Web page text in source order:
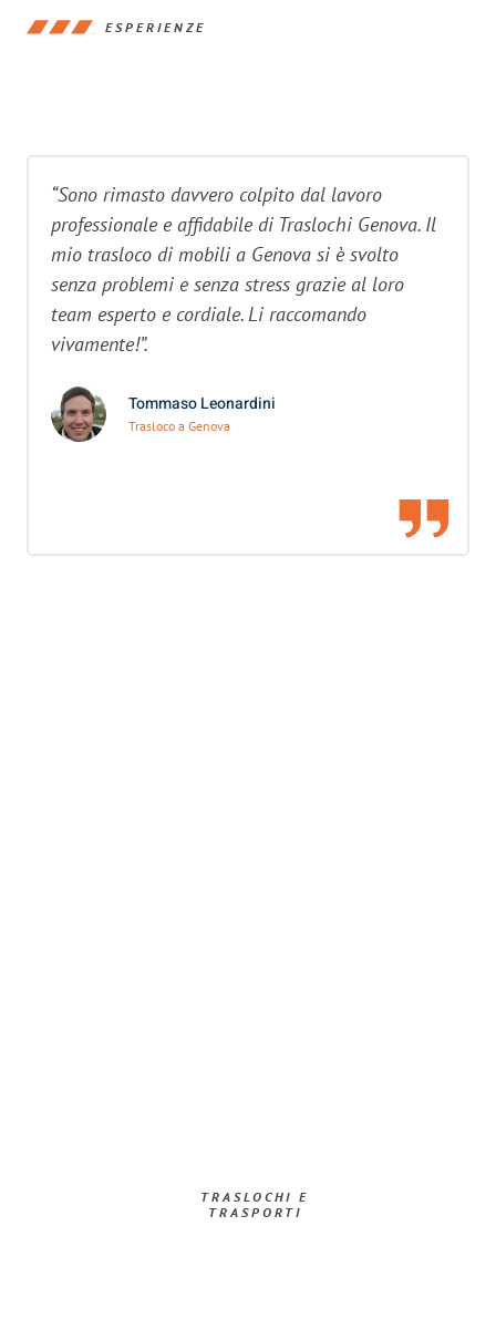
ESPERIENZE
“Sono rimasto davvero colpito dal lavoro
professionale e affidabile di Traslochi Genova. Il
mio trasloco di mobili a Genova si è svolto
senza problemi e senza stress grazie al loro
team esperto e cordiale. Li raccomando
vivamente!”.
Tommaso Leonardini
Trasloco a Genova
TRASLOCHI E
TRASPORTI​